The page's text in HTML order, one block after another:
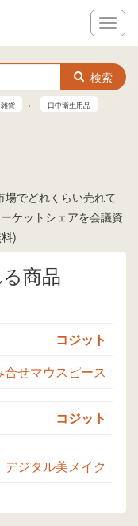
メ
ニ
ー
検索
貨 口中衛生用品
場でどれくらい売れて
ケットシェアを会議資
)
商品
コジット
合せマウスピース
コジット
ジタル美メイク